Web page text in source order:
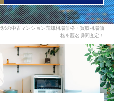
の中古マンション売却相場価格・買取相場価
格を匿名瞬間査定！